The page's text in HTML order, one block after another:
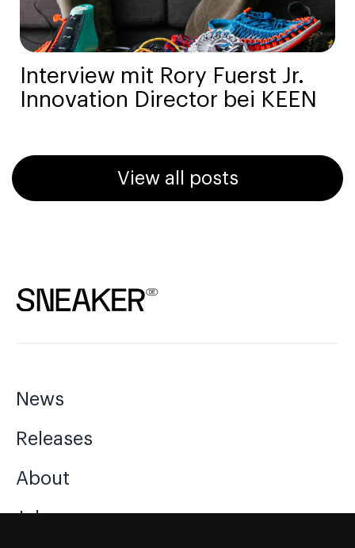
Interview mit Rory Fuerst Jr.
Innovation Director bei KEEN
View all posts
News
Releases
About
Jobs